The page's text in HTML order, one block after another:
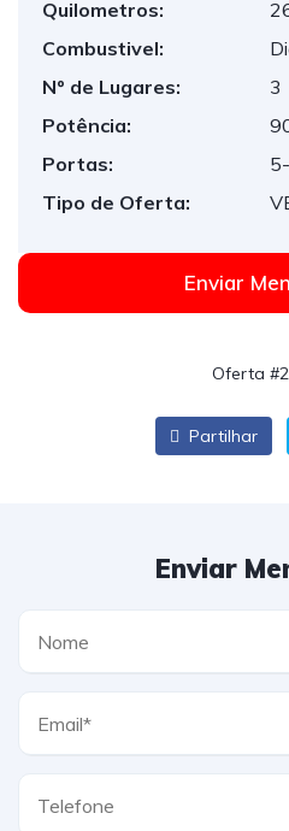
Quilometros:
Combustivel:
Nº de Lugares:
3
Potência:
Portas:
Tipo de Oferta:
Enviar
Oferta
Partilhar
Enviar